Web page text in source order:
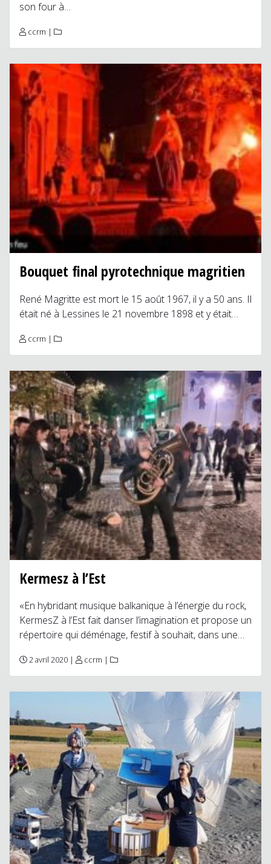
son four à…
ccrm |
Bouquet final pyrotechnique magritien
René Magritte est mort le 15 août 1967, il y a 50 ans. Il
était né à Lessines le 21 novembre 1898 et y était…
ccrm |
Kermesz à l’Est
«En hybridant musique balkanique à l’énergie du rock,
KermesZ à l’Est fait danser l’imagination et propose un
répertoire qui déménage, festif à souhait, dans une…
2 avril 2020 | ccrm |